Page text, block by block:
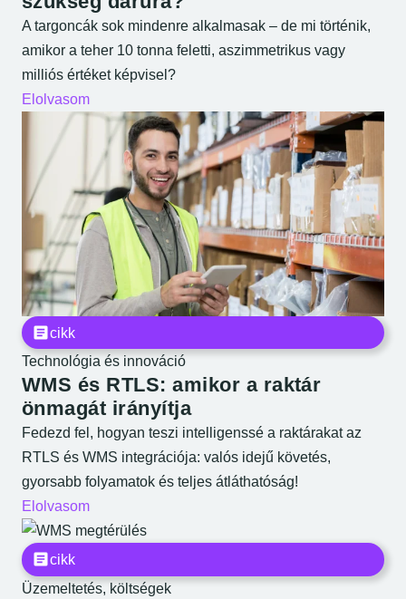
A targoncák sok mindenre alkalmasak – de mi történik,
amikor a teher 10 tonna feletti, aszimmetrikus vagy
milliós értéket képvisel?
Elolvasom
cikk
Technológia és innováció
WMS és RTLS: amikor a raktár
önmagát irányítja
Fedezd fel, hogyan teszi intelligenssé a raktárakat az
RTLS és WMS integrációja: valós idejű követés,
gyorsabb folyamatok és teljes átláthatóság!
Elolvasom
cikk
Üzemeltetés, költségek